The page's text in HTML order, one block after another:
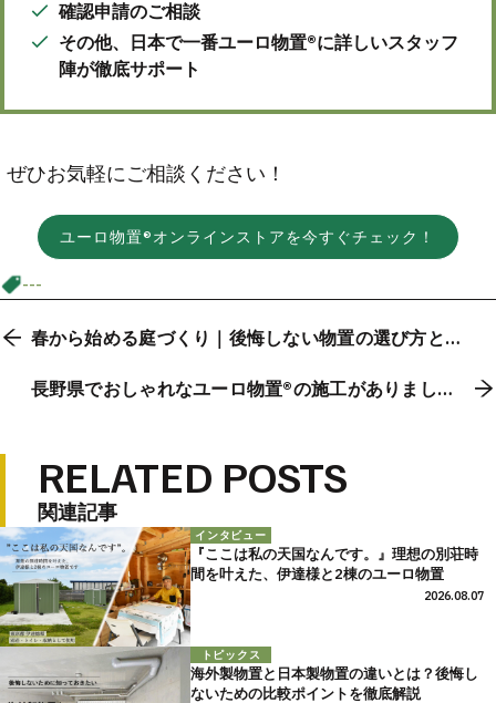
確認申請のご相談
その他、日本で一番ユーロ物置®に詳しいスタッフ
陣が徹底サポート
ぜひお気軽にご相談ください！
ユーロ物置®オンラインストアを今すぐチェック！
---
春から始める庭づくり｜後悔しない物置の選び方と配
長野県でおしゃれなユーロ物置®の施工がありまし
RELATED POSTS
関連記事
インタビュー
『ここは私の天国なんです。』理想の別荘時
間を叶えた、伊達様と2棟のユーロ物置
2026.08.07
トピックス
海外製物置と日本製物置の違いとは？後悔し
ないための比較ポイントを徹底解説